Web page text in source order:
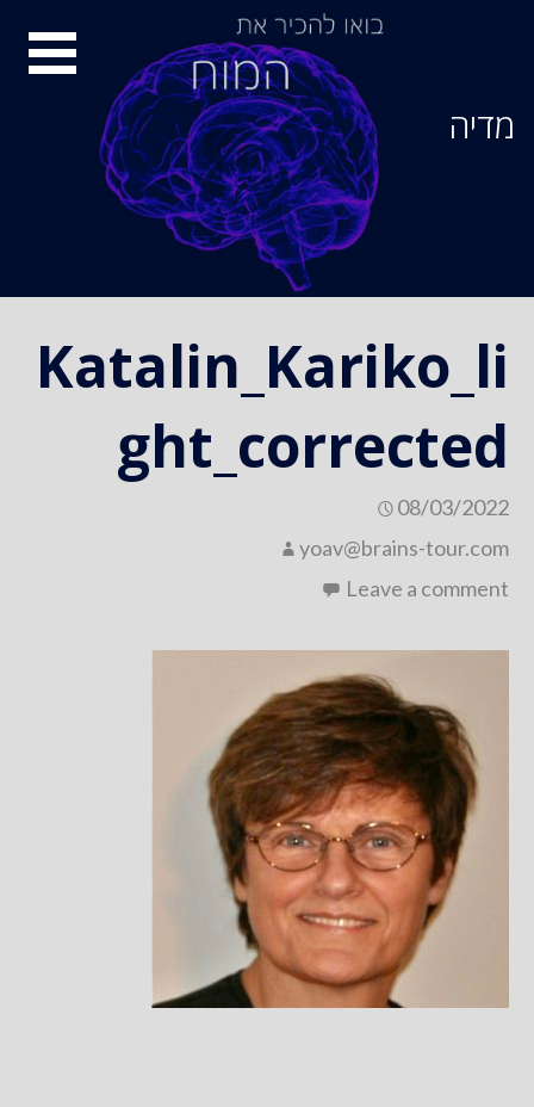
מדיה
Katalin_Kariko_li
ght_corrected
08/03/2022
yoav@brains-tour.com
Leave a comment